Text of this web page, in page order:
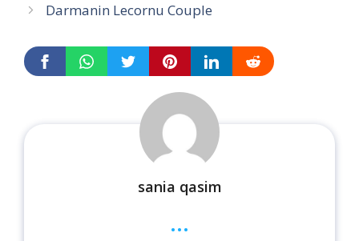
Darmanin Lecornu Couple
sania qasim
...